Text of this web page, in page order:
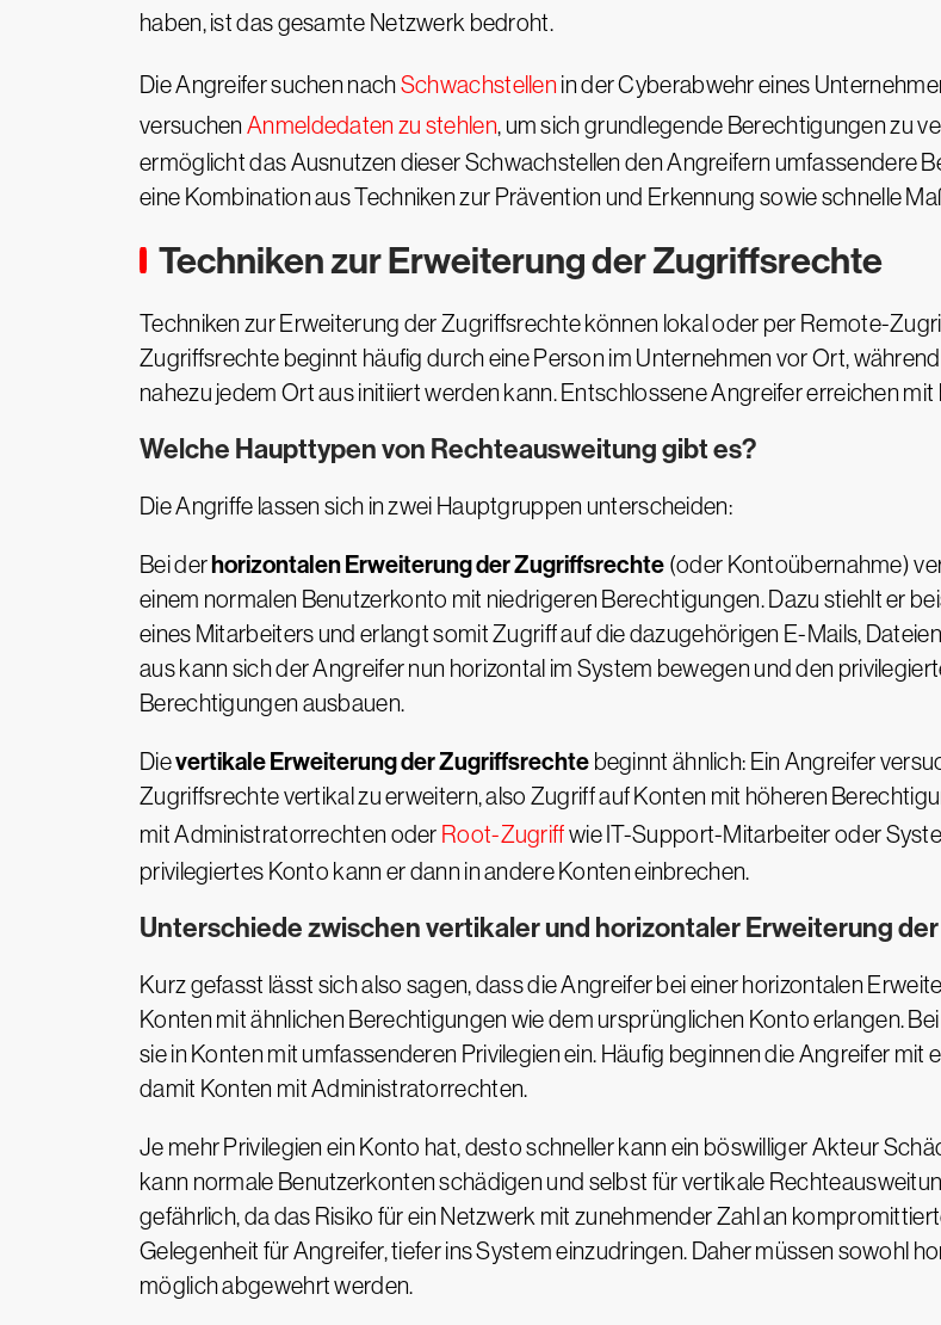
haben, ist das gesamte Netzwerk bedroht.
Die Angreifer suchen nachSchwachstellen in der Cyberabwehr eines
versuchenAnmeldedaten zu stehlen, um sich grundlegende Berechtigungen zu
ermöglicht das Ausnutzen dieser Schwachstellen den Angreifern umfassendere
eine Kombination aus Techniken zur Prävention und Erkennung sowie schnelle
Techniken zur Erweiterung der Zugriffsrechte
Techniken zur Erweiterung der Zugriffsrechte können lokal oder per Remote-
Zugriffsrechte beginnt häufig durch eine Person im Unternehmen vor Ort,
nahezu jedem Ort aus initiiert werden kann. Entschlossene Angreifer erreichen mit
Welche Haupttypen von Rechteausweitung gibt es?
Die Angriffe lassen sich in zwei Hauptgruppen unterscheiden:
Bei derhorizontalen Erweiterung der Zugriffsrechte (oder Kontoübernahme)
einem normalen Benutzerkonto mit niedrigeren Berechtigungen. Dazu stiehlt er
eines Mitarbeiters und erlangt somit Zugriff auf die dazugehörigen E-Mails,
aus kann sich der Angreifer nun horizontal im System bewegen und den
Berechtigungen ausbauen.
Dievertikale Erweiterung der Zugriffsrechte beginnt ähnlich: Ein Angreifer
Zugriffsrechte vertikal zu erweitern, also Zugriff auf Konten mit höheren
mit Administratorrechten oder Root-Zugriffwie IT-Support-Mitarbeiter oder
privilegiertes Konto kann er dann in andere Konten einbrechen.
Unterschiede zwischen vertikaler und horizontaler Erweiterung
Kurz gefasst lässt sich also sagen, dass die Angreifer bei einer horizontalen
Konten mit ähnlichen Berechtigungen wie dem ursprünglichen Konto erlangen.
sie in Konten mit umfassenderen Privilegien ein. Häufig beginnen die Angreifer
damit Konten mit Administratorrechten.
Je mehr Privilegien ein Konto hat, desto schneller kann ein böswilliger Akteur
kann normale Benutzerkonten schädigen und selbst für vertikale
gefährlich, da das Risiko für ein Netzwerk mit zunehmender Zahl an
Gelegenheit für Angreifer, tiefer ins System einzudringen. Daher müssen sowohl
möglich abgewehrt werden.